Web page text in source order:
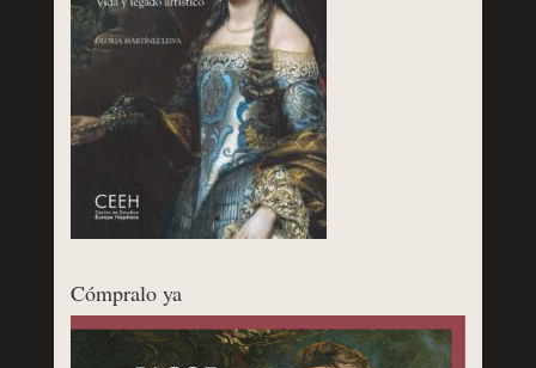
Cómpralo ya